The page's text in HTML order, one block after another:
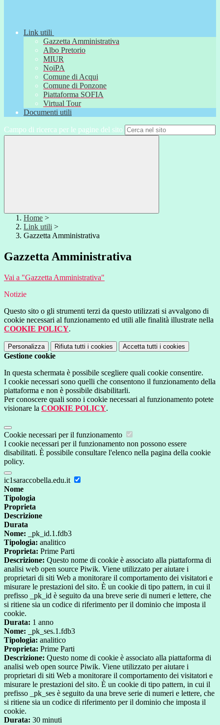
Link utili
Gazzetta Amministrativa
Albo Pretorio
MIUR
NoiPA
Comune di Acqui
Comune di Ponzone
Piattaforma SOFIA
Virtual Tour
Documenti utili
Campo di ricerca per le pagine del sito
Home >
Link utili >
Gazzetta Amministrativa
Gazzetta Amministrativa
Vai a "Gazzetta Amministrativa"
Notizie
Questo sito o gli strumenti terzi da questo utilizzati si avvalgono di
cookie necessari al funzionamento ed utili alle finalità illustrate nella
COOKIE POLICY.
Personalizza Rifiuta tutti i cookies Accetta tutti i cookies
Gestione cookie
In questa schermata è possibile scegliere quali cookie consentire.
I cookie necessari sono quelli che consentono il funzionamento della
piattaforma e non è possibile disabilitarli.
Per conoscere quali sono i cookie necessari al funzionamento potete
visionare la COOKIE POLICY.
Cookie necessari per il funzionamento
I cookie necessari per il funzionamento non possono essere
disabilitati. È possibile consultare l'elenco nella pagina della cookie
policy.
ic1saraccobella.edu.it
Nome
Tipologia
Proprieta
Descrizione
Durata
Nome: _pk_id.1.fdb3
Tipologia: analitico
Proprieta: Prime Parti
Descrizione: Questo nome di cookie è associato alla piattaforma di
analisi web open source Piwik. Viene utilizzato per aiutare i
proprietari di siti Web a monitorare il comportamento dei visitatori e
misurare le prestazioni del sito. È un cookie di tipo pattern, in cui il
prefisso _pk_id è seguito da una breve serie di numeri e lettere, che
si ritiene sia un codice di riferimento per il dominio che imposta il
cookie.
Durata: 1 anno
Nome: _pk_ses.1.fdb3
Tipologia: analitico
Proprieta: Prime Parti
Descrizione: Questo nome di cookie è associato alla piattaforma di
analisi web open source Piwik. Viene utilizzato per aiutare i
proprietari di siti Web a monitorare il comportamento dei visitatori e
misurare le prestazioni del sito. È un cookie di tipo pattern, in cui il
prefisso _pk_ses è seguito da una breve serie di numeri e lettere, che
si ritiene sia un codice di riferimento per il dominio che imposta il
cookie.
Durata: 30 minuti